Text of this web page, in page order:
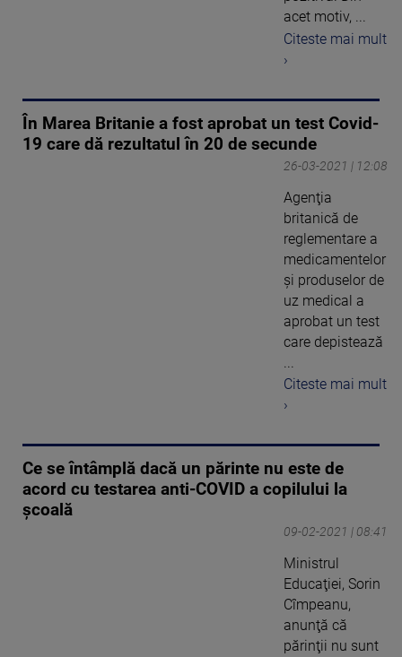
acet motiv, ...
Citeste mai mult
›
În Marea Britanie a fost aprobat un test Covid-
19 care dă rezultatul în 20 de secunde
26-03-2021 | 12:08
Agenţia
britanică de
reglementare a
medicamentelor
şi produselor de
uz medical a
aprobat un test
care depistează
Citeste mai mult
›
Ce se întâmplă dacă un părinte nu este de
acord cu testarea anti-COVID a copilului la
școală
09-02-2021 | 08:41
Ministrul
Educaţiei, Sorin
Cîmpeanu,
anunţă că
părinţii nu sunt